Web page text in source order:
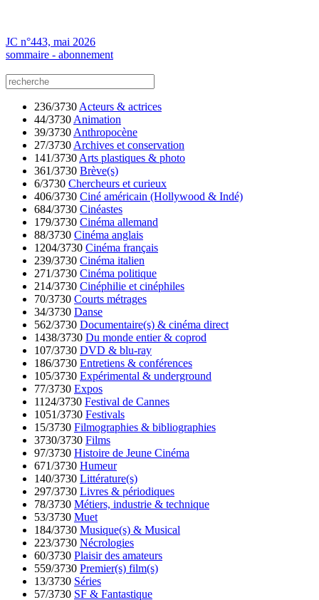
JC n°443, mai 2026
sommaire - abonnement
236/3730 Acteurs & actrices
44/3730 Animation
39/3730 Anthropocène
27/3730 Archives et conservation
141/3730 Arts plastiques & photo
361/3730 Brève(s)
6/3730 Chercheurs et curieux
406/3730 Ciné américain (Hollywood & Indé)
684/3730 Cinéastes
179/3730 Cinéma allemand
88/3730 Cinéma anglais
1204/3730 Cinéma français
239/3730 Cinéma italien
271/3730 Cinéma politique
214/3730 Cinéphilie et cinéphiles
70/3730 Courts métrages
34/3730 Danse
562/3730 Documentaire(s) & cinéma direct
1438/3730 Du monde entier & coprod
107/3730 DVD & blu-ray
186/3730 Entretiens & conférences
105/3730 Expérimental & underground
77/3730 Expos
1124/3730 Festival de Cannes
1051/3730 Festivals
15/3730 Filmographies & bibliographies
3730/3730 Films
97/3730 Histoire de Jeune Cinéma
671/3730 Humeur
140/3730 Littérature(s)
297/3730 Livres & périodiques
78/3730 Métiers, industrie & technique
53/3730 Muet
184/3730 Musique(s) & Musical
223/3730 Nécrologies
60/3730 Plaisir des amateurs
559/3730 Premier(s) film(s)
13/3730 Séries
57/3730 SF & Fantastique